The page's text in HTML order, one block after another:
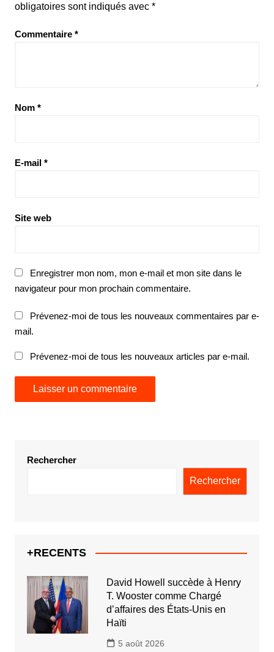
obligatoires sont indiqués avec *
Commentaire *
Nom *
E-mail *
Site web
Enregistrer mon nom, mon e-mail et mon site dans le
navigateur pour mon prochain commentaire.
Prévenez-moi de tous les nouveaux commentaires par e-
mail.
Prévenez-moi de tous les nouveaux articles par e-mail.
Rechercher
Rechercher
+RECENTS
David Howell succède à Henry
T. Wooster comme Chargé
d’affaires des États-Unis en
Haïti
5 août 2026